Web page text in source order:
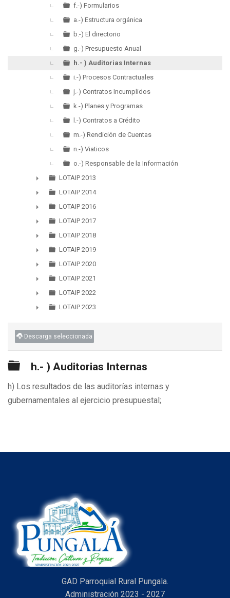
f.-) Formularios
a.-) Estructura orgánica
b.-) El directorio
g.-) Presupuesto Anual
h.- ) Auditorias Internas
i.-) Procesos Contractuales
j.-) Contratos Incumplidos
k.-) Planes y Programas
l.-) Contratos a Crédito
m.-) Rendición de Cuentas
n.-) Viaticos
o.-) Responsable de la Información
►
LOTAIP 2013
►
LOTAIP 2014
►
LOTAIP 2016
►
LOTAIP 2017
►
LOTAIP 2018
►
LOTAIP 2019
►
LOTAIP 2020
►
LOTAIP 2021
►
LOTAIP 2022
LOTAIP 2023
Descarga seleccionada
Carpeta
h.- ) Auditorias Internas
h) Los resultados de las auditorías internas y
gubernamentales al ejercicio presupuestal;
GAD Parroquial Rural Pungala.
Administración 2023 - 2027